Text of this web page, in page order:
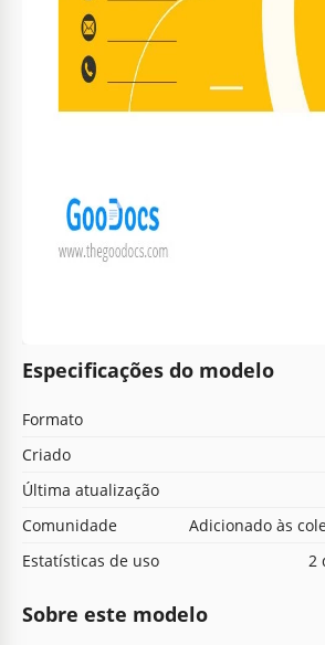
Especificações do modelo
Formato
Criado
Última atualização
Comunidade
Adicionado às
Estatísticas de uso
2
Sobre este modelo